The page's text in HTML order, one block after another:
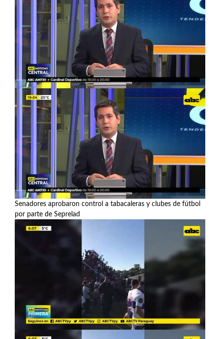
Senadores aprobaron control a tabacaleras y clubes de fútbol
por parte de Seprelad
Ver más